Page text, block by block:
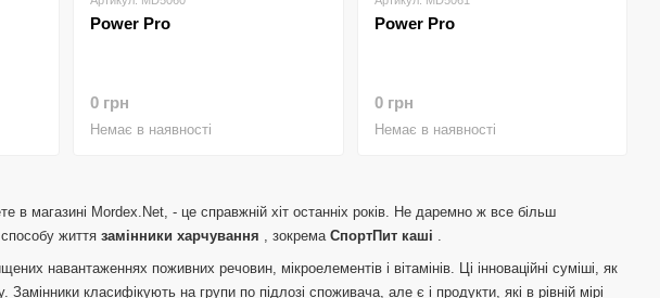
в магазині Mordex.Net, - це справжній хіт останніх років. Не даремно ж все більш
життя замінники харчування , зокрема СпортПит каші .
навантаженнях поживних речовин, мікроелементів і вітамінів. Ці інноваційні суміші, як
Замінники класифікують на групи по підлозі споживача, але є і продукти, які в рівній мірі
Power Pro
0 грн
Немає в наявності
Power Pro
0 грн
Немає в наявності